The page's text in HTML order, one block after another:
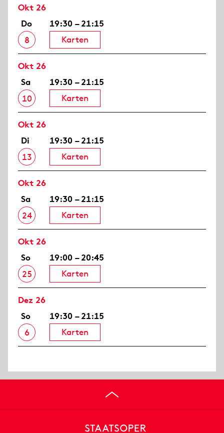
Okt 26
Do
8
19:30 – 21:15
Karten
Okt 26
Sa
10
19:30 – 21:15
Karten
Okt 26
Di
13
19:30 – 21:15
Karten
Okt 26
Sa
24
19:30 – 21:15
Karten
Okt 26
So
25
19:00 – 20:45
Karten
Dez 26
So
6
19:30 – 21:15
Karten